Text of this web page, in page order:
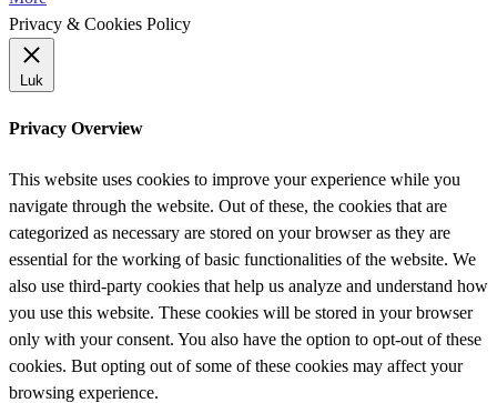
Privacy & Cookies Policy
Luk
Privacy Overview
This website uses cookies to improve your experience while you
navigate through the website. Out of these, the cookies that are
categorized as necessary are stored on your browser as they are
essential for the working of basic functionalities of the website. We
also use third-party cookies that help us analyze and understand how
you use this website. These cookies will be stored in your browser
only with your consent. You also have the option to opt-out of these
cookies. But opting out of some of these cookies may affect your
browsing experience.